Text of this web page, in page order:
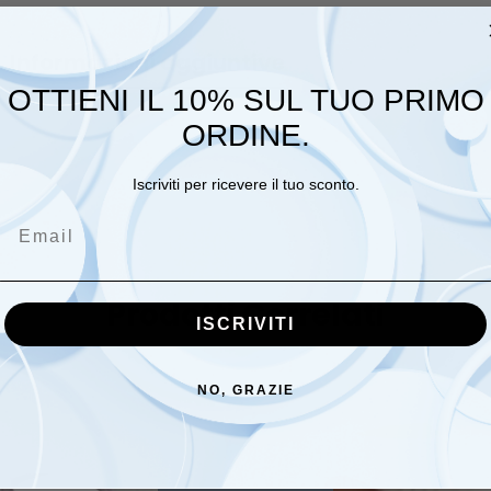
Informazioni aggiuntive
Prodotti Correlati
OTTIENI IL 10% SUL TUO PRIMO
ORDINE.
Iscriviti per ricevere il tuo sconto.
ISCRIVITI
NO, GRAZIE